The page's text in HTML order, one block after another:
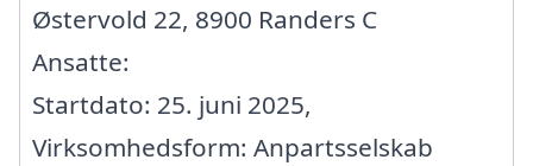
Østervold 22, 8900 Randers C
Ansatte:
Startdato: 25. juni 2025,
Virksomhedsform: Anpartsselskab